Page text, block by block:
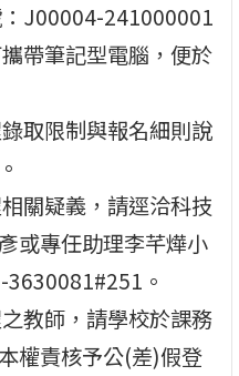
：J00004-241000001
帶筆記型電腦，便於
取限制與報名細則說
關疑義，請逕洽科技
或專任助理李芊燁小
。
教師，請學校於課務
權責核予公(差)假登